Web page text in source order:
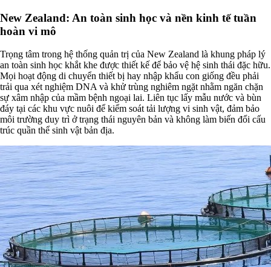
New Zealand: An toàn sinh học và nền kinh tế tuần
hoàn vi mô
Trọng tâm trong hệ thống quản trị của New Zealand là khung pháp lý
an toàn sinh học khắt khe được thiết kế để bảo vệ hệ sinh thái đặc hữu.
Mọi hoạt động di chuyển thiết bị hay nhập khẩu con giống đều phải
trải qua xét nghiệm DNA và khử trùng nghiêm ngặt nhằm ngăn chặn
sự xâm nhập của mầm bệnh ngoại lai. Liên tục lấy mẫu nước và bùn
đáy tại các khu vực nuôi để kiểm soát tải lượng vi sinh vật, đảm bảo
môi trường duy trì ở trạng thái nguyên bản và không làm biến đổi cấu
trúc quần thể sinh vật bản địa.